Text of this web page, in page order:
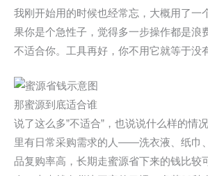
我刚开始用的时候也经常忘，大概用了一
果你是个急性子，觉得多一步操作都是浪
不适合你。工具再好，你不用它就等于没
那蜜源到底适合谁
说了这么多”不适合”，也说说什么样的情
里有日常采购需求的人——洗衣液、纸巾
品复购率高，长期走蜜源省下来的钱比较